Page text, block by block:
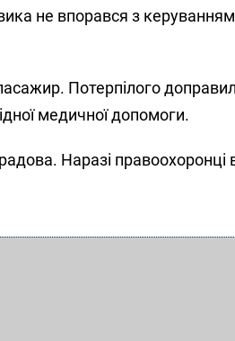
не впорався з
Потерпілого
медичної допомоги.
Наразі